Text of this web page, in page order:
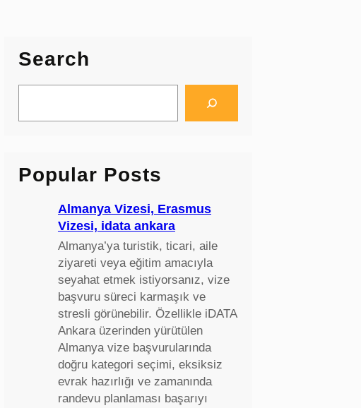
Search
a
h
Popular Posts
Almanya Vizesi, Erasmus
Vizesi, idata ankara
Almanya’ya turistik, ticari, aile
ziyareti veya eğitim amacıyla
seyahat etmek istiyorsanız, vize
başvuru süreci karmaşık ve
stresli görünebilir. Özellikle iDATA
Ankara üzerinden yürütülen
Almanya vize başvurularında
doğru kategori seçimi, eksiksiz
evrak hazırlığı ve zamanında
randevu planlaması başarıyı